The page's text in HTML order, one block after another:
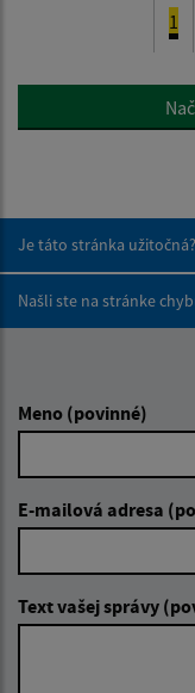
1
Je táto stránka užitočná?
Našli ste na stránke
Meno (povinné)
E-mailová adresa
Text vašej správy